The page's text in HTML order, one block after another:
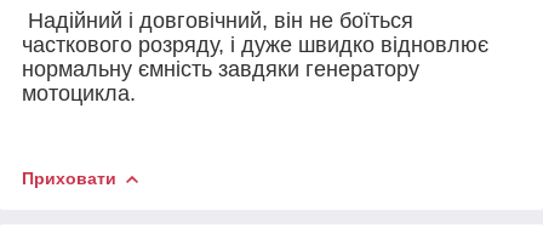
Надійний і довговічний, він не боїться
часткового розряду, і дуже швидко відновлює
нормальну ємність завдяки генератору
мотоцикла.
Приховати